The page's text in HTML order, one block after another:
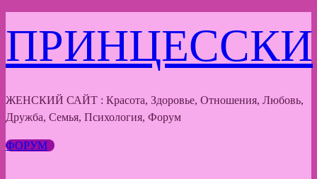
к
содержимому
ПРИНЦЕССКИ
ЖЕНСКИЙ САЙТ : Красота, Здоровье, Отношения, Любовь,
Дружба, Семья, Психология, Форум
ФОРУМ